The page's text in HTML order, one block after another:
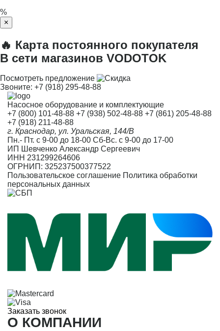
%
×
🔥 Карта постоянного покупателя
В сети магазинов VODOTOK
Посмотреть предложение
Звоните: +7 (918) 295-48-88
Насосное оборудование и комплектующие
+7 (800) 101-48-88 +7 (938) 502-48-88 +7 (861) 205-48-88
+7 (918) 211-48-88
г. Краснодар, ул. Уральская, 144/В
Пн.- Пт. с 9-00 до 18-00 Сб-Вс. с 9-00 до 17-00
ИП Шевченко Александр Сергеевич
ИНН 231299264606
ОГРНИП: 325237500377522
Пользовательское соглашение Политика обработки
персональных данных
Заказать звонок
О КОМПАНИИ